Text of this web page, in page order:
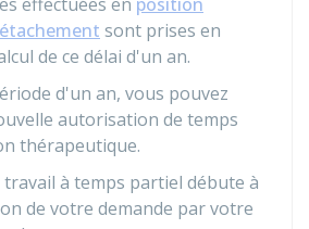
sont prises en
de ce délai d'un an.
d'un an, vous pouvez
autorisation de temps
thérapeutique.
à temps partiel débute à
de votre demande par votre